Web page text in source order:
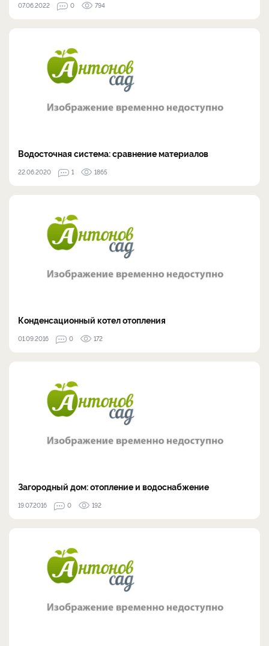
07.06.2022 0 794
Водосточная система: сравнение материалов
22.06.2020 1 1865
Конденсационный котел отопления
01.09.2016 0 172
Загородный дом: отопление и водоснабжение
19.07.2016 0 192